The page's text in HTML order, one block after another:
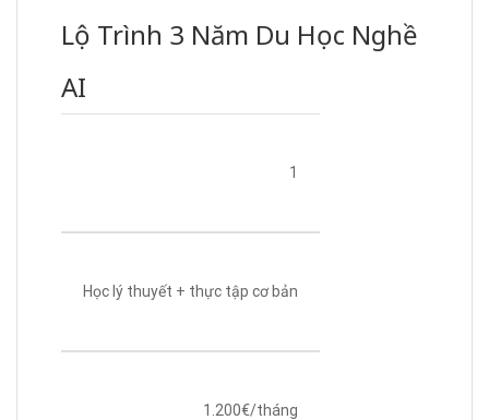
Lộ Trình 3 Năm Du Học Nghề
AI
1
Học lý thuyết + thực tập cơ bản
1.200€/tháng